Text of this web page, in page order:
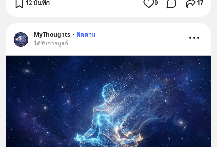
12 บันทึก 9 17
MyThoughts • ติดตาม
ได้รับการบูสต์